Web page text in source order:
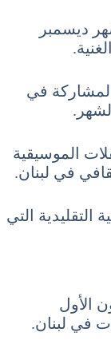
ديسمبر
في
الموسيقية
في لبنان.
التقليدية التي
شهر ديسمبر 12 كانون الأول